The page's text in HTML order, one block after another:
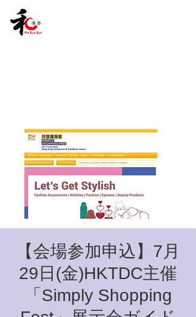
【会場参加申込】7月
29日(金)HKTDC主催
「Simply Shopping